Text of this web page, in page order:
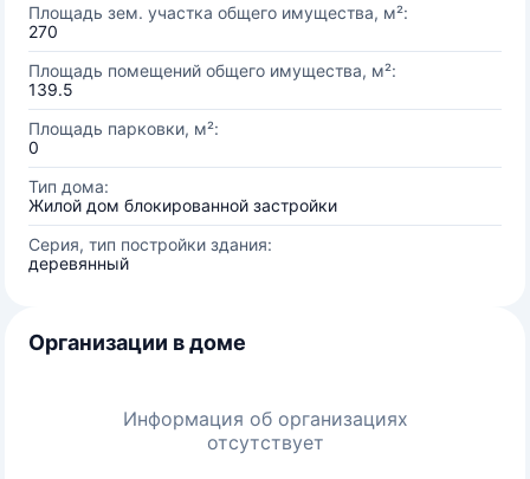
Площадь зем. участка общего имущества, м²:
270
Площадь помещений общего имущества, м²:
139.5
Площадь парковки, м²:
0
Тип дома:
Жилой дом блокированной застройки
Серия, тип постройки здания:
деревянный
Организации в доме
Информация об организациях
отсутствует